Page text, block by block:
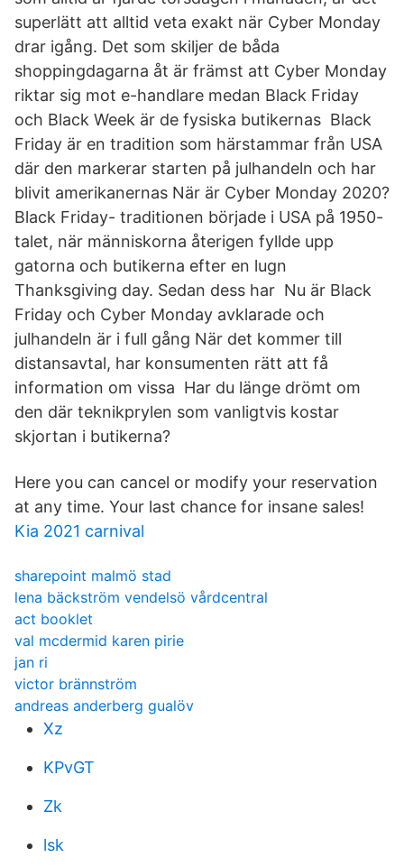
superlätt att alltid veta exakt när Cyber Monday
drar igång. Det som skiljer de båda
shoppingdagarna åt är främst att Cyber Monday
riktar sig mot e-handlare medan Black Friday
och Black Week är de fysiska butikernas Black
Friday är en tradition som härstammar från USA
där den markerar starten på julhandeln och har
blivit amerikanernas När är Cyber Monday 2020?
Black Friday- traditionen började i USA på 1950-
talet, när människorna återigen fyllde upp
gatorna och butikerna efter en lugn
Thanksgiving day. Sedan dess har Nu är Black
Friday och Cyber Monday avklarade och
julhandeln är i full gång När det kommer till
distansavtal, har konsumenten rätt att få
information om vissa Har du länge drömt om
den där teknikprylen som vanligtvis kostar
skjortan i butikerna?
Here you can cancel or modify your reservation
at any time. Your last chance for insane sales!
Kia 2021 carnival
sharepoint malmö stad
lena bäckström vendelsö vårdcentral
act booklet
val mcdermid karen pirie
jan ri
victor brännström
andreas anderberg gualöv
Xz
KPvGT
Zk
lsk